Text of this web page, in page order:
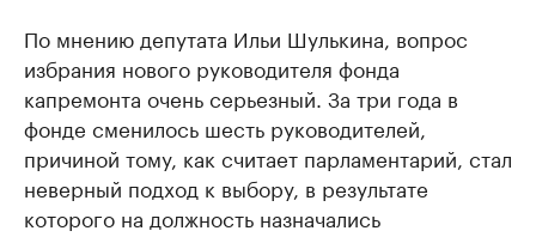
По мнению депутата Ильи Шулькина, вопрос
избрания нового руководителя фонда
капремонта очень серьезный. За три года в
фонде сменилось шесть руководителей,
причиной тому, как считает парламентарий, стал
неверный подход к выбору, в результате
которого на должность назначались